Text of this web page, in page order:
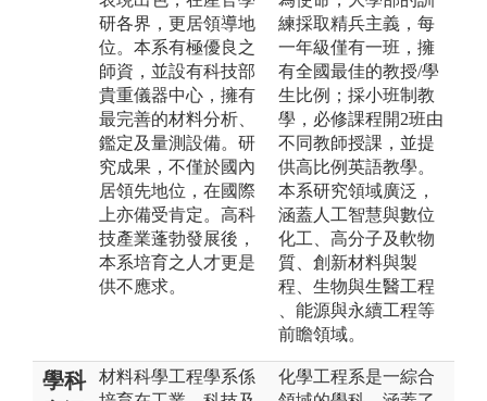
研各界，更居領導地
位。本系有極優良之
師資，並設有科技部
貴重儀器中心，擁有
最完善的材料分析、
鑑定及量測設備。研
究成果，不僅於國內
居領先地位，在國際
上亦備受肯定。高科
技產業蓬勃發展後，
本系培育之人才更是
供不應求。
練採取精兵主義，每
一年級僅有一班，擁
有全國最佳的教授/學
生比例；採小班制教
學，必修課程開2班由
不同教師授課，並提
供高比例英語教學。
本系研究領域廣泛，
涵蓋人工智慧與數位
化工、高分子及軟物
質、創新材料與製
程、生物與生醫工程
、能源與永續工程等
前瞻領域。
學科
材料科學工程學系係
化學工程系是一綜合